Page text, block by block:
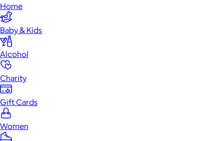
Home
Baby & Kids
Alcohol
Charity
Gift Cards
Women